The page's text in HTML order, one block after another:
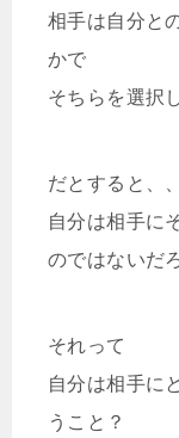
相手は自分と
かで
そちらを選択
だとすると、
自分は相手に
のではないだ
それって
自分は相手に
うこと？